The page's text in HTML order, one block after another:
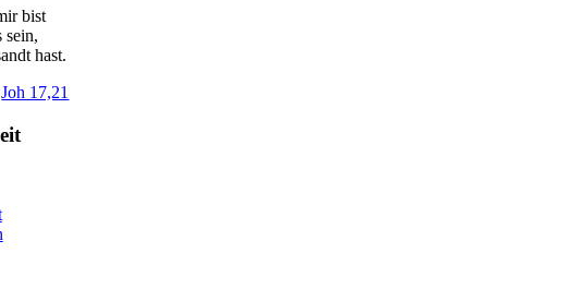
bist
sein,
hast.
Joh 17,21